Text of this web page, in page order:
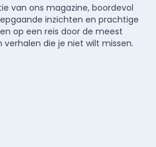
van ons magazine, boordevol
inzichten en prachtige
op een reis door de meest
die je niet wilt missen.